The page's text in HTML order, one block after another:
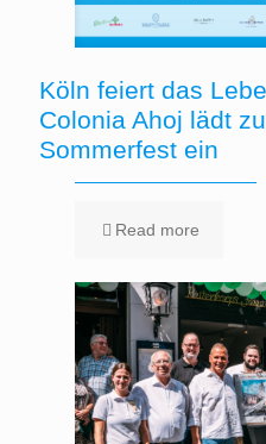
Köln feiert das
Colonia Ahoj lädt
Sommerfest ein
Read more